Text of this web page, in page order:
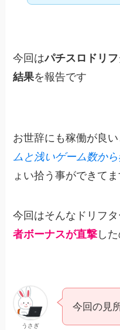
今回はパチスロドリ
結果を報告です
お世辞にも稼働が良
ムと浅いゲーム数か
ょい拾う事ができてま
今回はそんなドリフ
者ボーナスが直撃 し
うさぎ
今回の見